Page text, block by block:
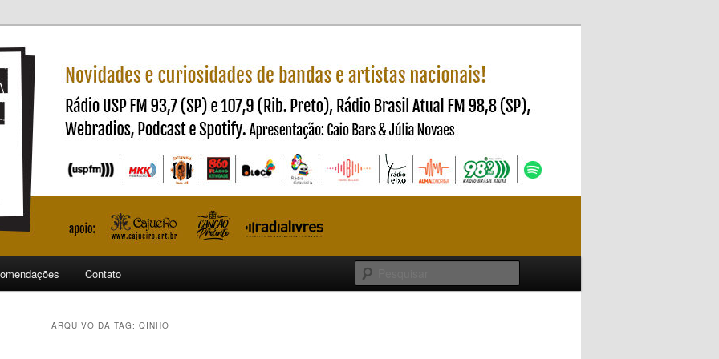
Contato
ARQUIVO DA TAG: QINHO